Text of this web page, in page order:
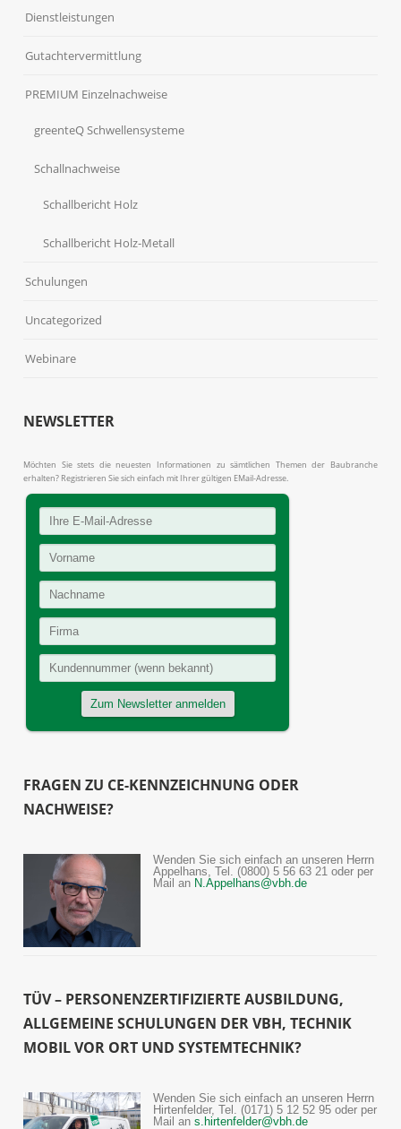
Dienstleistungen
Gutachtervermittlung
PREMIUM Einzelnachweise
greenteQ Schwellensysteme
Schallnachweise
Schallbericht Holz
Schallbericht Holz-Metall
Schulungen
Uncategorized
Webinare
NEWSLETTER
Möchten Sie stets die neuesten Informationen zu sämtlichen Themen der Baubranche
erhalten? Registrieren Sie sich einfach mit Ihrer gültigen EMail-Adresse.
FRAGEN ZU CE-KENNZEICHNUNG ODER
NACHWEISE?
Wenden Sie sich einfach an unseren Herrn
Appelhans, Tel. (0800) 5 56 63 21 oder per
Mail an N.Appelhans@vbh.de
TÜV – PERSONENZERTIFIZIERTE AUSBILDUNG,
ALLGEMEINE SCHULUNGEN DER VBH, TECHNIK
MOBIL VOR ORT UND SYSTEMTECHNIK?
Wenden Sie sich einfach an unseren Herrn
Hirtenfelder, Tel. (0171) 5 12 52 95 oder per
Mail ans.hirtenfelder@vbh.de